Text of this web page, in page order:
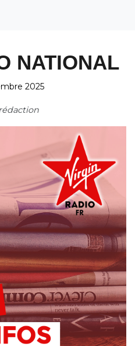
NATIONAL
2025